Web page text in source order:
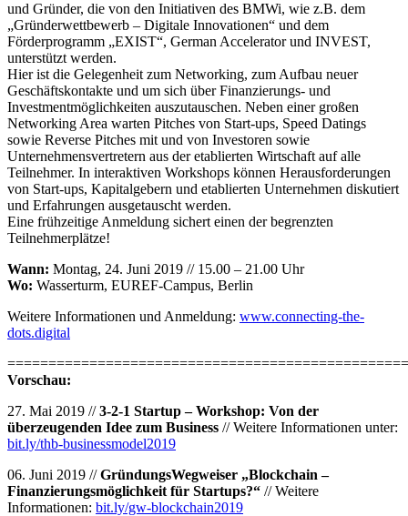
und Gründer, die von den Initiativen des BMWi, wie z.B. dem
„Gründerwettbewerb – Digitale Innovationen“ und dem
Förderprogramm „EXIST“, German Accelerator und INVEST,
unterstützt werden.
Hier ist die Gelegenheit zum Networking, zum Aufbau neuer
Geschäftskontakte und um sich über Finanzierungs- und
Investmentmöglichkeiten auszutauschen. Neben einer großen
Networking Area warten Pitches von Start-ups, Speed Datings
sowie Reverse Pitches mit und von Investoren sowie
Unternehmensvertretern aus der etablierten Wirtschaft auf alle
Teilnehmer. In interaktiven Workshops können Herausforderungen
von Start-ups, Kapitalgebern und etablierten Unternehmen diskutiert
und Erfahrungen ausgetauscht werden.
Eine frühzeitige Anmeldung sichert einen der begrenzten
Teilnehmerplätze!
Wann: Montag, 24. Juni 2019 // 15.00 – 21.00 Uhr
Wo: Wasserturm, EUREF-Campus, Berlin
Weitere Informationen und Anmeldung: www.connecting-the-
dots.digital
Vorschau:
27. Mai 2019 //3-2-1 Startup – Workshop: Von der
überzeugenden Idee zum Business // Weitere Informationen unter:
bit.ly/thb-businessmodel2019
06. Juni 2019 //GründungsWegweiser „Blockchain –
Finanzierungsmöglichkeit für Startups?“ // Weitere
Informationen: bit.ly/gw-blockchain2019